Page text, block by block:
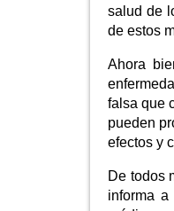
salud de
de estos
Ahora
falsa que
pueden
efectos y
De todos
informa